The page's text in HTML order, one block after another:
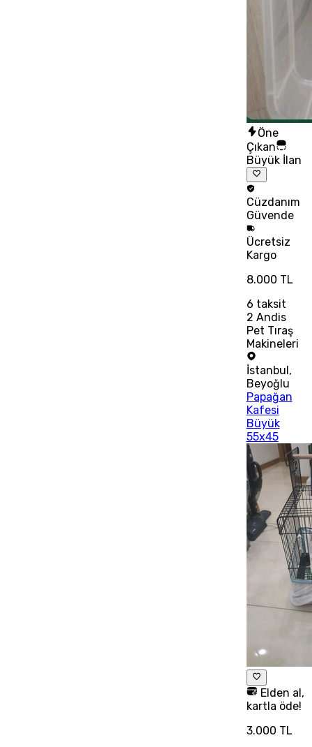
Öne
Çıkan
Büyük İlan
Cüzdanım
Güvende
Ücretsiz
Kargo
8.000 TL
6 taksit
2 Andis
Pet Tıraş
Makineleri
İstanbul ,
Beyoğlu
Papağan
Kafesi
Büyük
55x45
Elden al,
kartla öde!
3.000 TL